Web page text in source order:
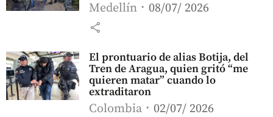
Medellín 08/07/ 2026
share
El prontuario de alias Botija, del
Tren de Aragua, quien gritó “me
quieren matar” cuando lo
extraditaron
Colombia 02/07/ 2026